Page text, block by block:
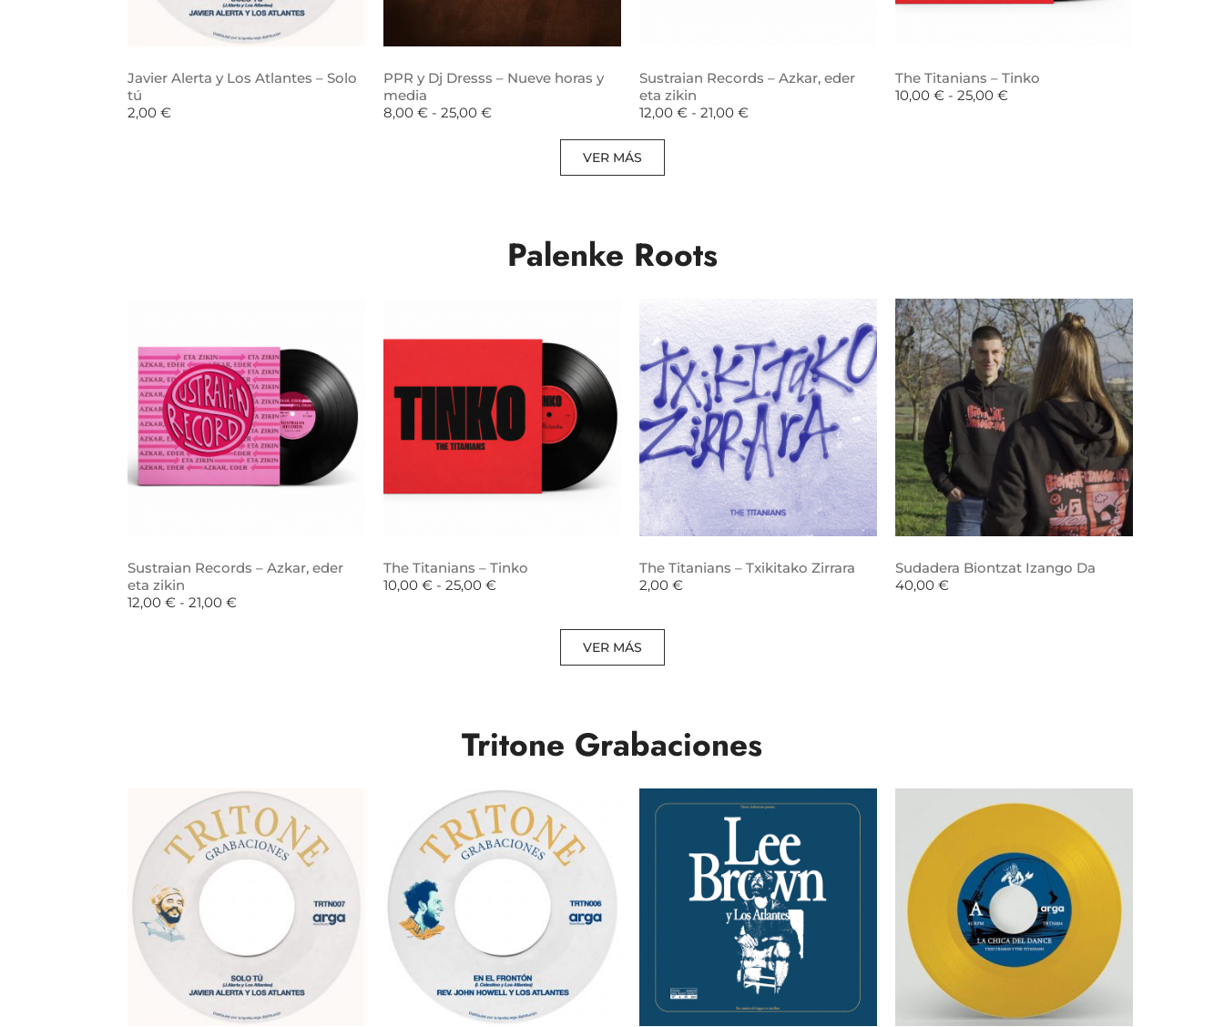
Javier Alerta y Los Atlantes – Solo
tú
2,00 €
PPR y Dj Dresss – Nueve horas y
media
8,00 € - 25,00 €
Sustraian Records – Azkar, eder
eta zikin
12,00 € - 21,00 €
The Titanians – Tinko
10,00 € - 25,00 €
VER MÁS
Palenke Roots
Sustraian Records – Azkar, eder
eta zikin
12,00 € - 21,00 €
The Titanians – Tinko
10,00 € - 25,00 €
The Titanians – Txikitako Zirrara
2,00 €
Sudadera Biontzat Izango Da
40,00 €
VER MÁS
Tritone Grabaciones